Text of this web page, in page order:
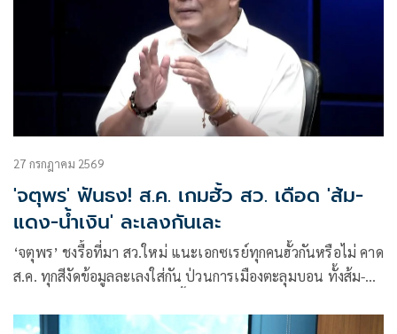
27 กรกฎาคม 2569
'จตุพร' ฟันธง! ส.ค. เกมฮั้ว สว. เดือด 'ส้ม-
แดง-น้ำเงิน' ละเลงกันเละ
‘จตุพร’ ชงรื้อที่มา สว.ใหม่ แนะเอกซเรย์ทุกคนฮั้วกันหรือไม่ คาด
ส.ค. ทุกสีงัดข้อมูลละเลงใส่กัน ป่วนการเมืองตะลุมบอน ทั้งส้ม-